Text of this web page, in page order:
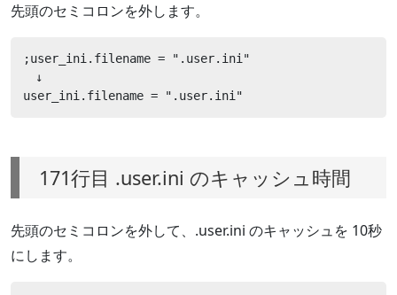
先頭のセミコロンを外します。
;user_ini.filename = ".user.ini"
↓
user_ini.filename = ".user.ini"
171行目 .user.ini のキャッシュ時間
先頭のセミコロンを外して、.user.ini のキャッシュを 10秒
にします。